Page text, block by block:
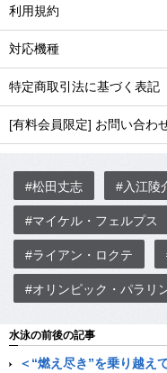
利用規約
対応機種
特定商取引法に基づく表記
[有料会員限定] お問い合わ
#松田丈志 #入江陵
#マイケル・フェルプス
#ライアン・ロクテ
#オリンピック・パラリ
水泳の前後の記事
＜“燃え尽き”を乗り越え